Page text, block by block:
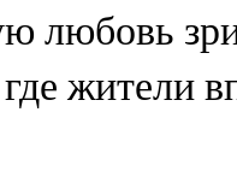
любовь
жители